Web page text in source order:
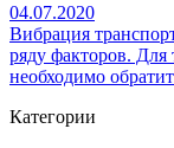
04.07.2020
Вибрация
ряду факторов.
необходимо
Категории